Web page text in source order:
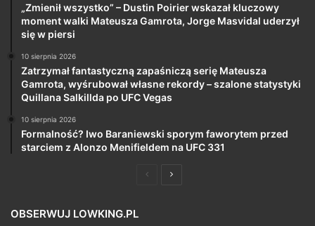
„Zmienił wszystko” – Dustin Poirier wskazał kluczowy
moment walki Mateusza Gamrota, Jorge Masvidal uderzył
się w piersi
10 sierpnia 2026
Zatrzymał fantastyczną zapaśniczą serię Mateusza
Gamrota, wyśrubował własne rekordy – szalone statystyki
Quillana Salkillda po UFC Vegas
10 sierpnia 2026
Formalność? Iwo Baraniewski sporym faworytem przed
starciem z Alonzo Menifieldem na UFC 331
PoprzedniaNastępna
OBSERWUJ LOWKING.PL